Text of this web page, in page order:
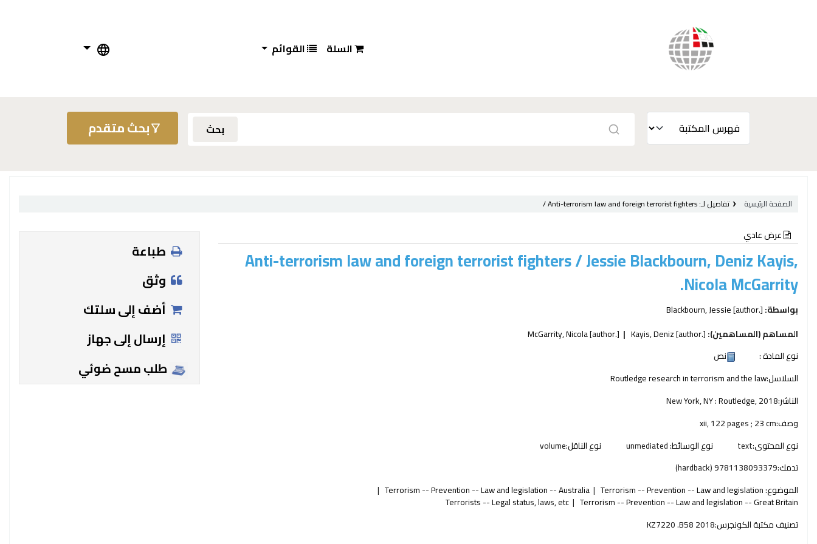
السلة القوائم
بحث بحث متقدم
الصفحة الرئيسية تفاصيل لـ:Anti-terrorism law and foreign terrorist fighters /
عرض عادي
Anti-terrorism law and foreign terrorist fighters /Jessie Blackbourn, Deniz Kayis,
Nicola McGarrity.
بواسطة: Blackbourn, Jessie[author.]
المساهم (المساهمين):
Kayis, Deniz[author.]
McGarrity, Nicola[author.]
نوع المادة :
نص
السلاسل:Routledge research in terrorism and the law
الناشر:
New York, NY :Routledge,2018
وصف:xii, 122 pages ; 23 cm
نوع المحتوى:text نوع الوسائط:unmediated نوع الناقل:volume
تدمك:9781138093379 (hardback)
الموضوع:Terrorism -- Prevention -- Law and legislation
Terrorism -- Prevention -- Law and legislation -- Australia
Terrorism -- Prevention -- Law and legislation -- Great Britain
Terrorists -- Legal status, laws, etc
تصنيف مكتبة الكونجرس:KZ7220 .B58 2018
طباعة
وثق
أضف إلى سلتك
إرسال إلى جهاز
طلب مسح ضوئي